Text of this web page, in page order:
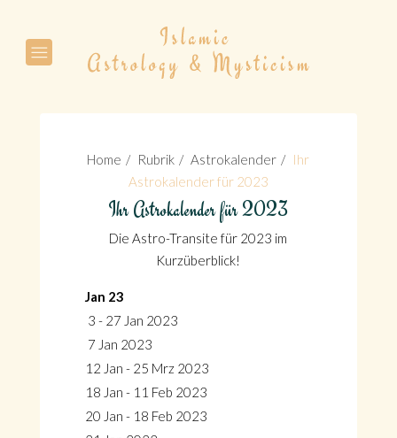
Home Rubrik Astrokalender
Ihr
Astrokalender für 2023
Ihr Astrokalender für 2023
Die Astro-Transite für 2023 im
Kurzüberblick!
Jan 23
3 - 27 Jan 2023
7 Jan 2023
12 Jan - 25 Mrz 2023
18 Jan - 11 Feb 2023
20 Jan - 18 Feb 2023